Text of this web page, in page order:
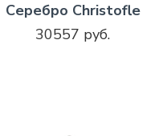
Серебро Christofle
30557 руб.